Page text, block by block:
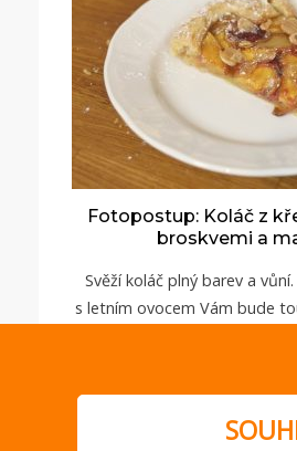
Fotopostup: Koláč z
broskvemi a
Svěží koláč plný barev a
s letním ovocem Vám bude